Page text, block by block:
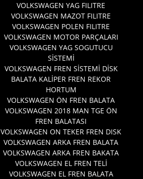
VOLKSWAGEN YAG FILITRE
VOLKSWAGEN MAZOT FILITRE
VOLKSWAGEN POLEN FILITRE
VOLKSWAGEN MOTOR PARÇALARI
VOLKSWAGEN YAG SOGUTUCU
SİSTEMİ
VOLKSWAGEN FREN SİSTEMİ DİSK
BALATA KALİPER FREN REKOR
HORTUM
VOLKSWAGEN ÖN FREN BALATA
VOLKSWAGEN 2018 MAN TGE ÖN
FREN BALATASI
VOLKSWAGEN ON TEKER FREN DISK
VOLKSWAGEN ARKA FREN BALATA
VOLKSWAGEN ARKA FREN BAKATA
VOLKSWAGEN EL FREN TELİ
VOLKSWAGEN EL FREN BALATA